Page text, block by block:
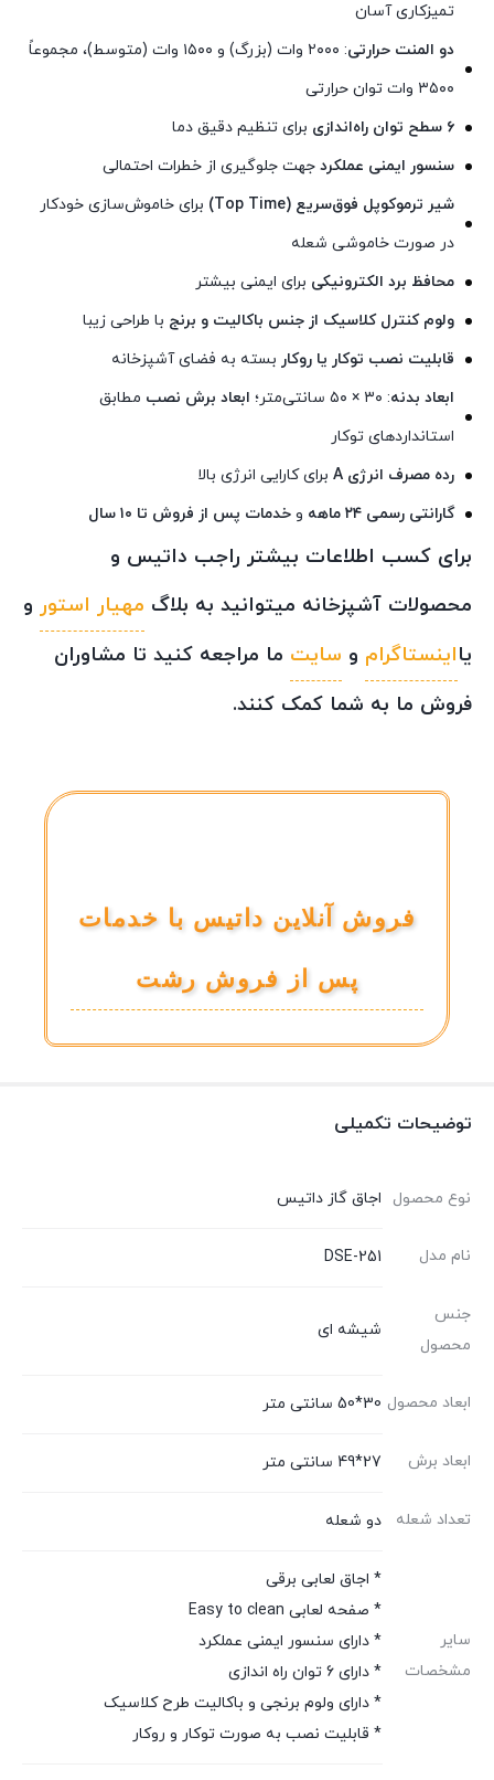
تمیزکاری آسان
دو المنت حرارتی
: ۲۰۰۰ وات (بزرگ) و ۱۵۰۰ وات (متوسط)، مجموعاً
۳۵۰۰ وات توان حرارتی
۶ سطح توان راه‌اندازی
برای تنظیم دقیق دما
سنسور ایمنی عملکرد جهت جلوگیری از خطرات احتمالی
شیر ترموکوپل فوق‌سریع (Top Time)
برای خاموش‌سازی خودکار
در صورت خاموشی شعله
محافظ برد الکترونیکی برای ایمنی بیشتر
ولوم کنترل کلاسیک از جنس باکالیت و برنج با طراحی زیبا
قابلیت نصب توکار یا روکار بسته به فضای آشپزخانه
ابعاد بدنه: ۳۰ × ۵۰ سانتی‌متر؛ ابعاد برش نصب مطابق
استانداردهای توکار
رده مصرف انرژی A
برای کارایی انرژی بالا
گارانتی رسمی ۲۴ ماهه
و خدمات پس از فروش تا ۱۰ سال
برای کسب اطلاعات بیشتر راجب داتیس و
محصولات آشپزخانه میتوانید به بلاگ مهیار استور و
یااینستاگرام و سایت ما مراجعه کنید تا مشاوران
فروش ما به شما کمک کنند.
فروش آنلاین داتیس با خدمات
پس از فروش رشت
توضیحات تکمیلی
نوع محصول اجاق گاز داتیس
نام مدل DSE-251
جنس
محصول
شیشه ای
ابعاد محصول 30*50 سانتی متر
ابعاد برش 27*49 سانتی متر
تعداد شعله دو شعله
سایر
مشخصات
* اجاق لعابی برقی
* صفحه لعابی Easy to clean
* دارای سنسور ایمنی عملکرد
* دارای 6 توان راه اندازی
* دارای ولوم برنجی و باکالیت طرح کلاسیک
* قابلیت نصب به صورت توکار و روکار